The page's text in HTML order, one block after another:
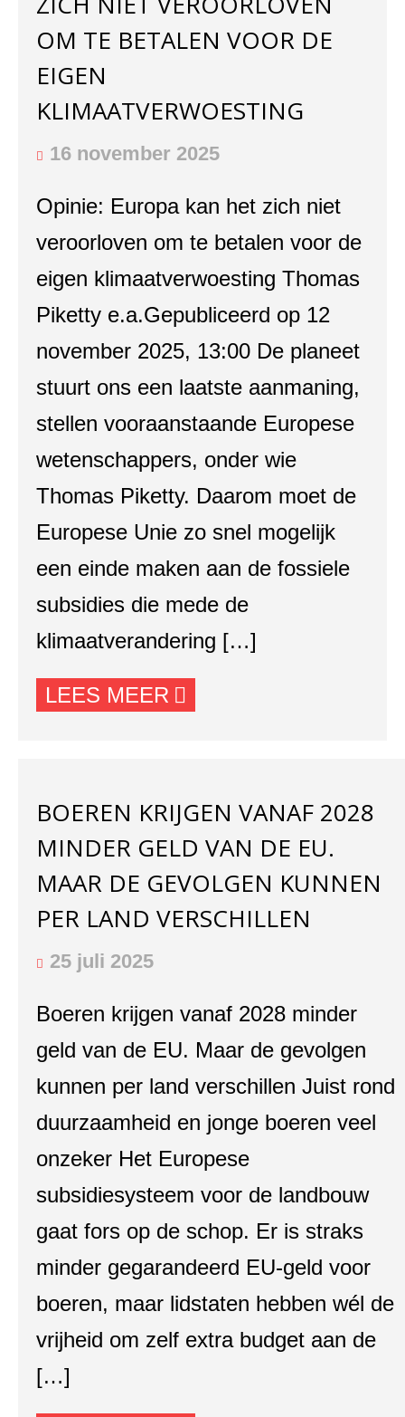
OM TE BETALEN VOOR DE
EIGEN
KLIMAATVERWOESTING
16 november 2025
Opinie: Europa kan het zich niet
veroorloven om te betalen voor de
eigen klimaatverwoesting Thomas
Piketty e.a.Gepubliceerd op 12
november 2025, 13:00 De planeet
stuurt ons een laatste aanmaning,
stellen vooraanstaande Europese
wetenschappers, onder wie
Thomas Piketty. Daarom moet de
Europese Unie zo snel mogelijk
een einde maken aan de fossiele
subsidies die mede de
klimaatverandering […]
LEES MEER
BOEREN KRIJGEN VANAF 2028
MINDER GELD VAN DE EU.
MAAR DE GEVOLGEN KUNNEN
PER LAND VERSCHILLEN
25 juli 2025
Boeren krijgen vanaf 2028 minder
geld van de EU. Maar de gevolgen
kunnen per land verschillen Juist rond
duurzaamheid en jonge boeren veel
onzeker Het Europese
subsidiesysteem voor de landbouw
gaat fors op de schop. Er is straks
minder gegarandeerd EU-geld voor
boeren, maar lidstaten hebben wél de
vrijheid om zelf extra budget aan de
[…]